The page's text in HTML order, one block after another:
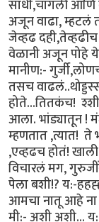
साधी,चांगली
अजून वाढा, म्हटलं
जेव्हढ
वेळानी अजून पोहे
मानीण:-
तसच
होते...तितकंच!
आला. भांड्यातून !
म्हणतात ,त्यात!
,एव्हढच होतं!
विचारलं मग,
पेला बशी!? य:-
आमचा नातू आहे ना
मी:- अशी अशी...